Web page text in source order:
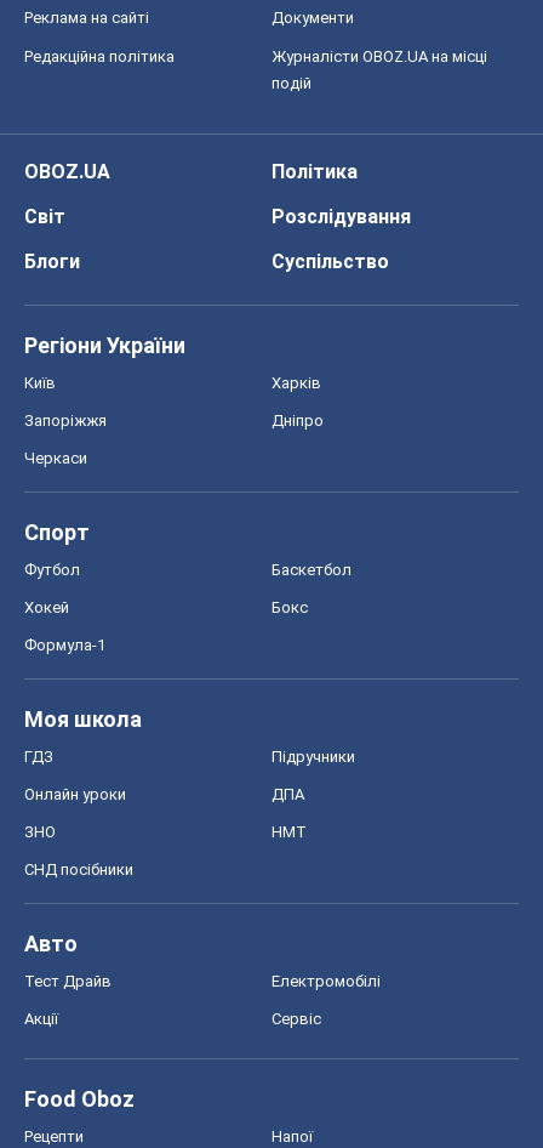
Реклама на сайті Документи
Редакційна політика
Журналісти OBOZ.UA на місці
подій
OBOZ.UA
Політика
Світ
Розслідування
Блоги
Суспільство
Регіони України
Київ Харків
Запоріжжя Дніпро
Черкаси
Спорт
Футбол Баскетбол
Хокей Бокс
Формула-1
Моя школа
ГДЗ Підручники
Онлайн уроки ДПА
ЗНО НМТ
СНД посібники
Авто
Тест Драйв Електромобілі
Акції Сервіс
Food Oboz
Рецепти Напої